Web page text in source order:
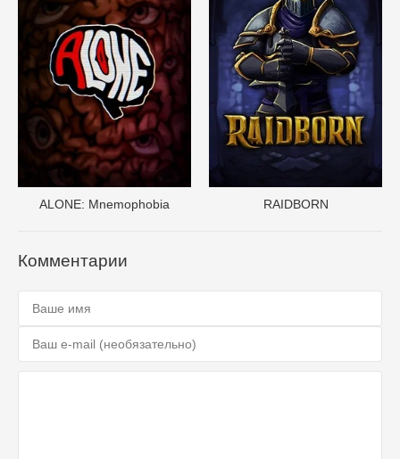
ALONE: Mnemophobia RAIDBORN
Комментарии